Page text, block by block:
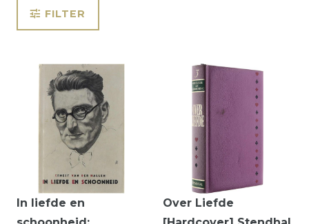
FILTER
In liefde en
Over Liefde